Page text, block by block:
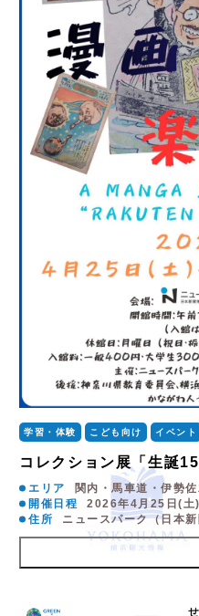
学習・体験 こども向け イベント
コレクション展「生誕
エリア
関内・馬車道・伊勢佐
開催日程
2026年4月25日(
住所
ニュースパーク（日本